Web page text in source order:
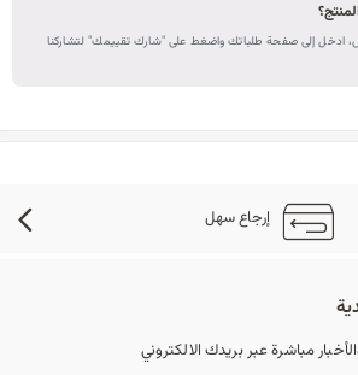
ادخل إلى صفحة طلباتك واضغط على "شارك تقييمك" لتشاركنا
إرجاع سهل
مباشرة عبر بريدك الالكتروني